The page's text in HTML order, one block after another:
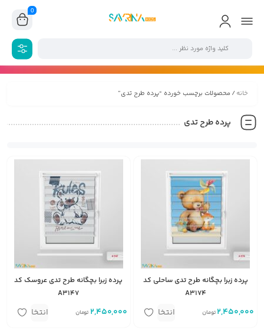
0
خانه/ محصولات برچسب خورده “پرده طرح تدی”
پرده طرح تدی
پرده زبرا بچگانه طرح تدی ساحلی کد
A3174
2,450,000 تومانمتر مربعانتخاب
پرده زبرا بچگانه طرح تدی عروسک کد
A3147
2,450,000 تومان متر مربعانتخاب